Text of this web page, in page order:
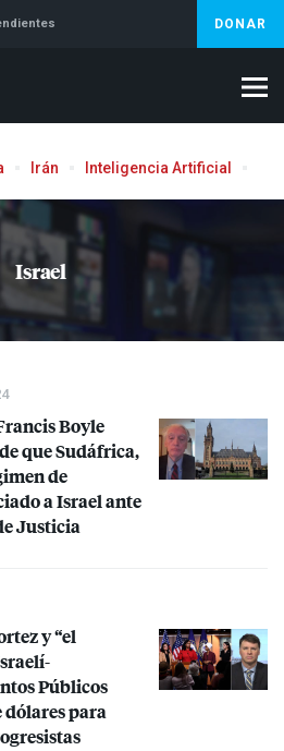
DONAR
Irán Inteligencia Artificial
Israel
Boyle
que Sudáfrica,
de
a Israel ante
Justicia
y “el
Públicos
dólares para